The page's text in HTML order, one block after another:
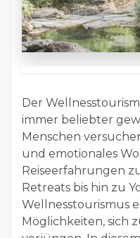
Der
immer beliebter
Menschen
und emotionales
Reiseerfahrungen
Retreats bis hin zu
Wellnesstourismus
Möglichkeiten, sich